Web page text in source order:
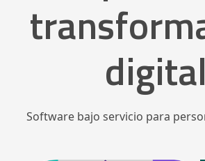
digital
Software bajo servicio para